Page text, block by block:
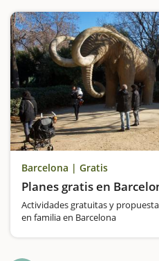
Barcelona | Gratis
Planes gratis en
Actividades gratuitas y
en familia en Barcelona